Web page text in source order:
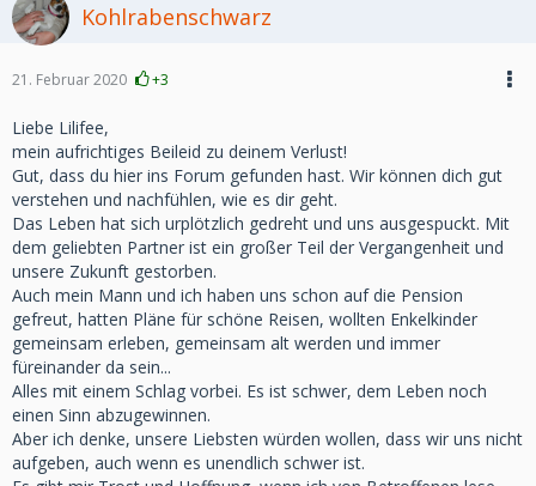
Kohlrabenschwarz
21. Februar 2020 +3
Liebe Lilifee,
mein aufrichtiges Beileid zu deinem Verlust!
Gut, dass du hier ins Forum gefunden hast. Wir können dich gut
verstehen und nachfühlen, wie es dir geht.
Das Leben hat sich urplötzlich gedreht und uns ausgespuckt. Mit
dem geliebten Partner ist ein großer Teil der Vergangenheit und
unsere Zukunft gestorben.
Auch mein Mann und ich haben uns schon auf die Pension
gefreut, hatten Pläne für schöne Reisen, wollten Enkelkinder
gemeinsam erleben, gemeinsam alt werden und immer
füreinander da sein...
Alles mit einem Schlag vorbei. Es ist schwer, dem Leben noch
einen Sinn abzugewinnen.
Aber ich denke, unsere Liebsten würden wollen, dass wir uns nicht
aufgeben, auch wenn es unendlich schwer ist.